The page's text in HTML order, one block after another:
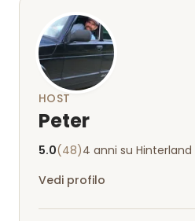
HOST
Peter
5.0(48)4 anni su Hinterland
Vedi profilo